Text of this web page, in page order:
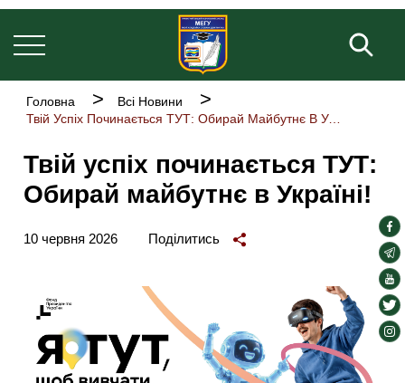
Перейти
до
основного
вмісту
Основна
Рядок
навіґації
Головна
Всі Новини
Твій Успіх Починається ТУТ: Обирай Майбутнє В Україні!
Твій успіх починається ТУТ:
Обирай майбутнє в Україні!
10 червня 2026 Поділитись